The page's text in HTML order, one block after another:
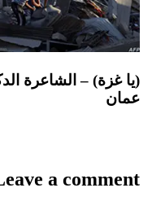
(يا غزة) – الشاعرة
عمان
a comment